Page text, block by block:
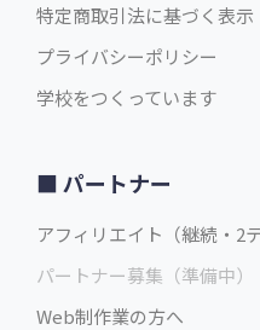
特定商取引法に基づく表示
プライバシーポリシー
学校をつくっています
パートナー
アフィリエイト（継続・2
パートナー募集（準備中）
Web制作業の方へ